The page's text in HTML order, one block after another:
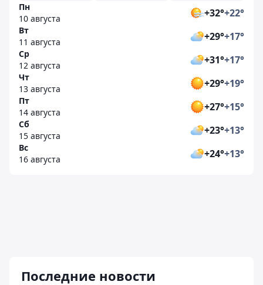
Пн
10 августа
+32°+22°
Вт
11 августа
+29°+17°
Ср
12 августа
+31°+17°
Чт
13 августа
+29°+19°
Пт
14 августа
+27°+15°
Сб
15 августа
+23°+13°
Вс
16 августа
+24°+13°
Последние новости